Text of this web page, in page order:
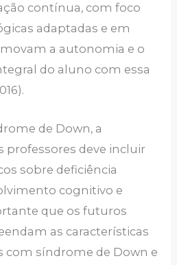
contínua, com foco
adaptadas e em
a autonomia e o
do aluno com essa
de Down, a
professores deve incluir
sobre deficiência
cognitivo e
que os futuros
as características
com síndrome de Down e